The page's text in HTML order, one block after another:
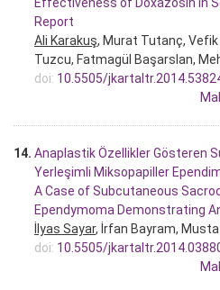
Report
Ali Karakuş, Murat Tutanç, Vefik
Tuzcu, Fatmagül Başarslan,
doi: 10.5505/
14. Anaplastik Özellikler Gösteren
Yerleşimli Miksopapiller
A Case of Subcutaneous
Ependymoma Demonstrating
İlyas Sayar, İrfan Bayram,
doi: 10.5505/